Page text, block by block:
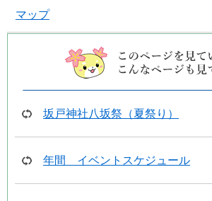
マップ
坂戸神社八坂祭（夏祭り）
年間 イベントスケジュール